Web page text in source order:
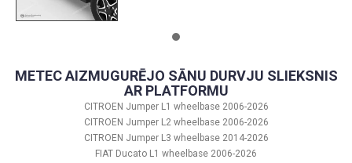
METEC AIZMUGURĒJO SĀNU DURVJU SLIEKSNIS
AR PLATFORMU
CITROEN Jumper L1 wheelbase 2006-2026
CITROEN Jumper L2 wheelbase 2006-2026
CITROEN Jumper L3 wheelbase 2014-2026
FIAT Ducato L1 wheelbase 2006-2026